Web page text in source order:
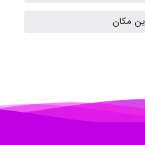
مکان